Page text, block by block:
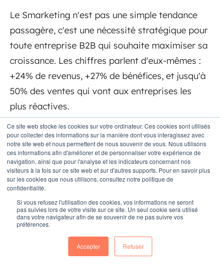
Ce site web stocke les cookies sur votre ordinateur. Ces cookies sont utilisés
pour collecter des informations sur la manière dont vous interagissez avec
notre site web et nous permettent de nous souvenir de vous. Nous utilisons
ces informations afin d'améliorer et de personnaliser votre expérience de
navigation, ainsi que pour l'analyse et les indicateurs concernant nos
visiteurs à la fois sur ce site web et sur d'autres supports. Pour en savoir plus
sur les cookies que nous utilisons, consultez notre politique de
confidentialité.
Si vous refusez l'utilisation des cookies, vos informations ne seront
pas suivies lors de votre visite sur ce site. Un seul cookie sera utilisé
dans votre navigateur afin de se souvenir de ne pas suivre vos
préférences.
Accepter Refuser
Le Smarketing n'est pas une simple tendance
passagère, c'est une nécessité stratégique pour
toute entreprise B2B qui souhaite maximiser sa
croissance. Les chiffres parlent d'eux-mêmes :
+24% de revenus, +27% de bénéfices, et jusqu'à
50% des ventes qui vont aux entreprises les
plus réactives.
Commencez par un audit de votre alignement
actuel, définissez des SLA clairs entre vos
équipes, et investissez dans les bons outils
technologiques. Le retour sur investissement
sera au rendez-vous.
implémenter votre stratégie
Smarketing ?